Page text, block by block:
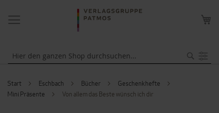
NAVIGATION
UMSCHALTEN
Start Eschbach Bücher
Geschenkhefte
Mini Präsente
Von allem das Beste wünsch ich dir